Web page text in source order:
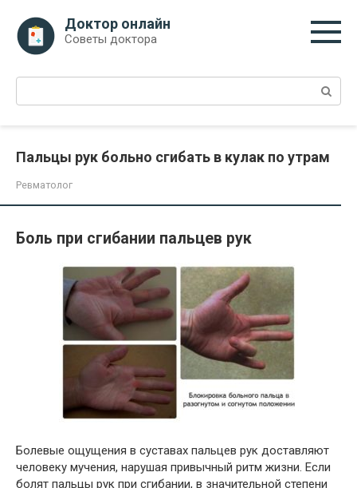
контенту
Доктор онлайн
Советы доктора
Поиск:
Пальцы рук больно сгибать в кулак по утрам
Ревматолог
Боль при сгибании пальцев рук
Болевые ощущения в суставах пальцев рук доставляют
человеку мучения, нарушая привычный ритм жизни. Если
болят пальцы рук при сгибании, в значительной степени